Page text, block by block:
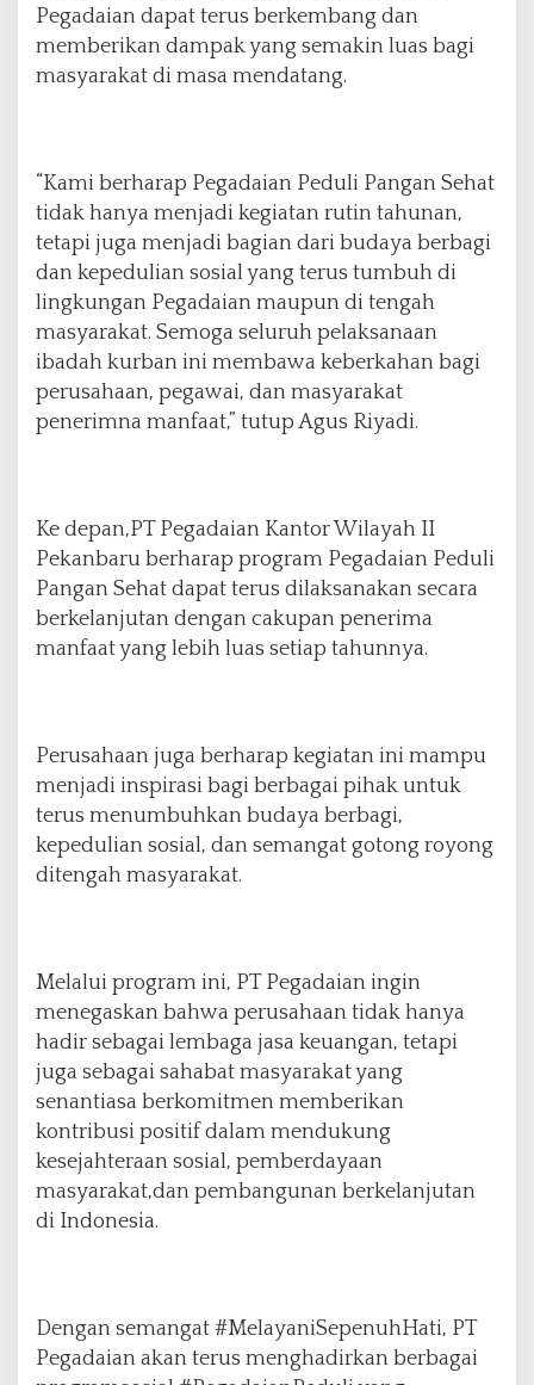
Pegadaian dapat terus berkembang dan
memberikan dampak yang semakin luas bagi
masyarakat di masa mendatang.
“Kami berharap Pegadaian Peduli Pangan Sehat
tidak hanya menjadi kegiatan rutin tahunan,
tetapi juga menjadi bagian dari budaya berbagi
dan kepedulian sosial yang terus tumbuh di
lingkungan Pegadaian maupun di tengah
masyarakat. Semoga seluruh pelaksanaan
ibadah kurban ini membawa keberkahan bagi
perusahaan, pegawai, dan masyarakat
penerimna manfaat,” tutup Agus Riyadi.
Ke depan,PT Pegadaian Kantor Wilayah II
Pekanbaru berharap program Pegadaian Peduli
Pangan Sehat dapat terus dilaksanakan secara
berkelanjutan dengan cakupan penerima
manfaat yang lebih luas setiap tahunnya.
Perusahaan juga berharap kegiatan ini mampu
menjadi inspirasi bagi berbagai pihak untuk
terus menumbuhkan budaya berbagi,
kepedulian sosial, dan semangat gotong royong
ditengah masyarakat.
Melalui program ini, PT Pegadaian ingin
menegaskan bahwa perusahaan tidak hanya
hadir sebagai lembaga jasa keuangan, tetapi
juga sebagai sahabat masyarakat yang
senantiasa berkomitmen memberikan
kontribusi positif dalam mendukung
kesejahteraan sosial, pemberdayaan
masyarakat,dan pembangunan berkelanjutan
di Indonesia.
Dengan semangat #MelayaniSepenuhHati, PT
Pegadaian akan terus menghadirkan berbagai